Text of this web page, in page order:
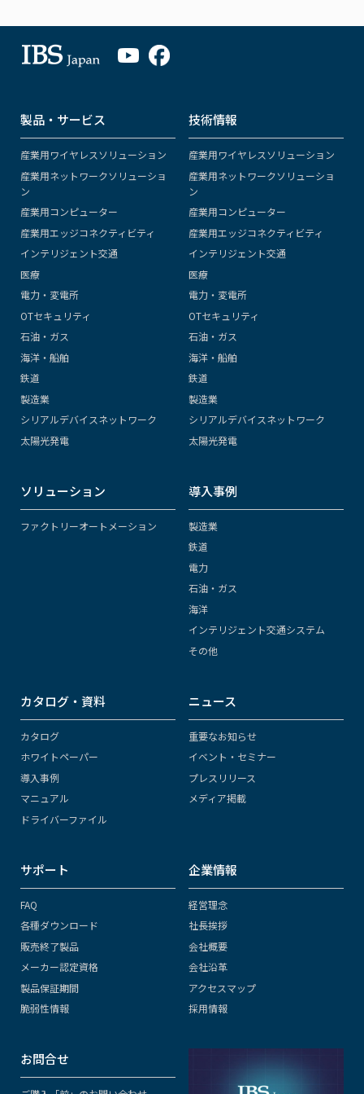
製品・サービス
産業用ワイヤレスソリューション
産業用ネットワークソリューショ
ン
産業用コンピューター
産業用エッジコネクティビティ
インテリジェント交通
医療
電力・変電所
OTセキュリティ
石油・ガス
海洋・船舶
鉄道
製造業
シリアルデバイスネットワーク
太陽光発電
技術情報
産業用ワイヤレスソリューション
産業用ネットワークソリューショ
ン
産業用コンピューター
産業用エッジコネクティビティ
インテリジェント交通
医療
電力・変電所
OTセキュリティ
石油・ガス
海洋・船舶
鉄道
製造業
シリアルデバイスネットワーク
太陽光発電
ソリューション
ファクトリーオートメーション
導入事例
製造業
鉄道
電力
石油・ガス
海洋
インテリジェント交通システム
その他
カタログ・資料
カタログ
ホワイトペーパー
導入事例
マニュアル
ドライバーファイル
ニュース
重要なお知らせ
イベント・セミナー
プレスリリース
メディア掲載
サポート
FAQ
各種ダウンロード
販売終了製品
メーカー認定資格
製品保証期間
脆弱性情報
企業情報
経営理念
社長挨拶
会社概要
会社沿革
アクセスマップ
採用情報
お問合せ